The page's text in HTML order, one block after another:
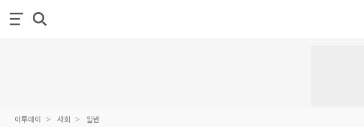
이투데이 사회 일반